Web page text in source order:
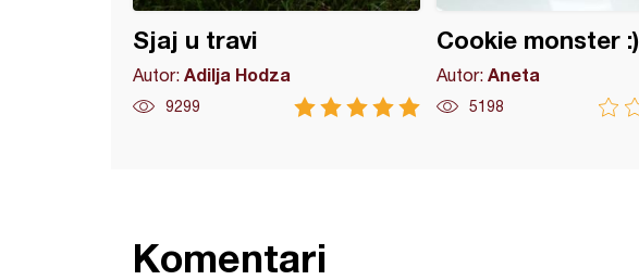
Sjaj u travi
Autor: Adilja Hodza
9299
Cookie monster :)
Autor: Aneta
5198
Komentari